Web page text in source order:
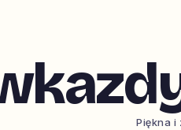
Piękna i